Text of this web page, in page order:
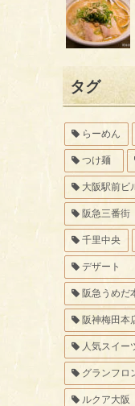
タグ
らーめん
つけ麺
大阪駅前ビ
阪急三番街
千里中央
デザート
阪急うめだ
阪神梅田本
人気スイー
グランフロ
ルクア大阪